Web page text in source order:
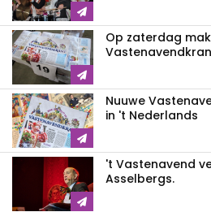
Op zaterdag
Nuuwe
in 't Nederlands
't Vastenavend
Asselbergs.